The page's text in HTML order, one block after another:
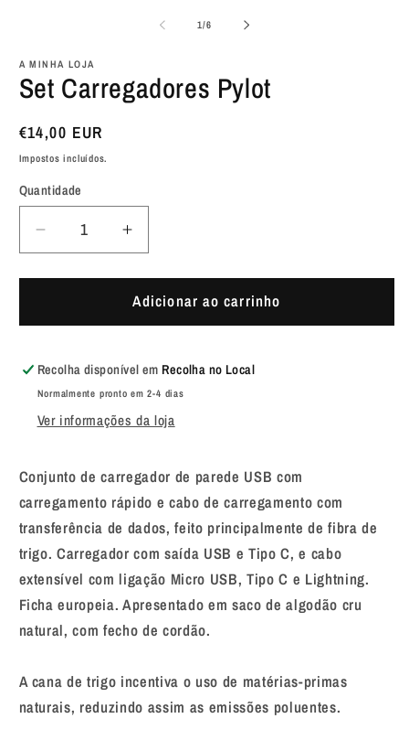
modal
1/de
6
A MINHA LOJA
Set Carregadores Pylot
Preço
normal
€14,00 EUR
Impostos incluídos.
Quantidade
Diminuir
a
quantidade
Set
Pylot
Aumentar
a
quantidade
de
Set
Pylot
Adicionar ao carrinho
Recolha disponível em Recolha no Local
Normalmente pronto em 2-4 dias
Ver informações da loja
Conjunto de carregador de parede USB com
carregamento rápido e cabo de carregamento com
transferência de dados, feito principalmente de fibra de
trigo. Carregador com saída USB e Tipo C, e cabo
extensível com ligação Micro USB, Tipo C e Lightning.
Ficha europeia. Apresentado em saco de algodão cru
natural, com fecho de cordão.
A cana de trigo incentiva o uso de matérias-primas
naturais, reduzindo assim as emissões poluentes.